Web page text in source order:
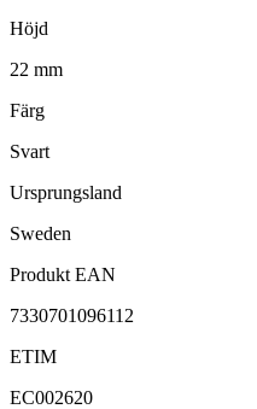
Höjd
22 mm
Färg
Svart
Ursprungsland
Sweden
Produkt EAN
7330701096112
ETIM
EC002620